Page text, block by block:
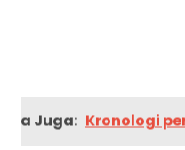
Baca Juga: Kronologi